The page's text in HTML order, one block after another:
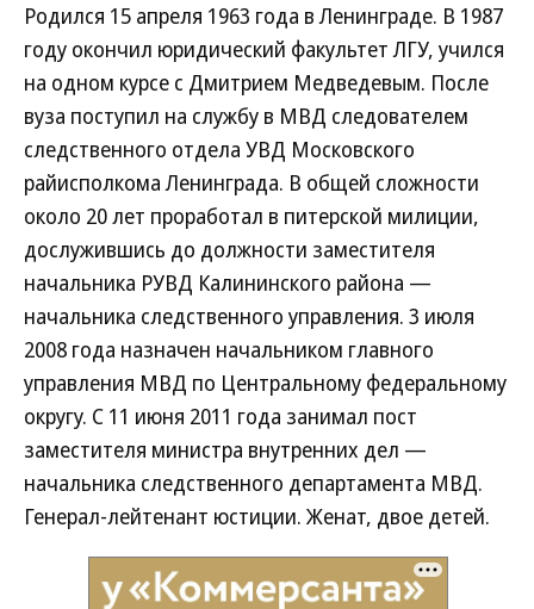
Родился 15 апреля 1963 года в Ленинграде. В 1987
году окончил юридический факультет ЛГУ, учился
на одном курсе с Дмитрием Медведевым. После
вуза поступил на службу в МВД следователем
следственного отдела УВД Московского
райисполкома Ленинграда. В общей сложности
около 20 лет проработал в питерской милиции,
дослужившись до должности заместителя
начальника РУВД Калининского района —
начальника следственного управления. 3 июля
2008 года назначен начальником главного
управления МВД по Центральному федеральному
округу. С 11 июня 2011 года занимал пост
заместителя министра внутренних дел —
начальника следственного департамента МВД.
Генерал-лейтенант юстиции. Женат, двое детей.